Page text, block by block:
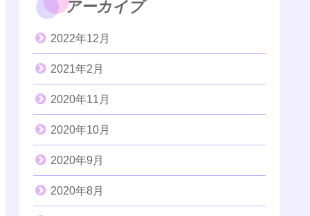
アーカイブ
2022年12月
2021年2月
2020年11月
2020年10月
2020年9月
2020年8月